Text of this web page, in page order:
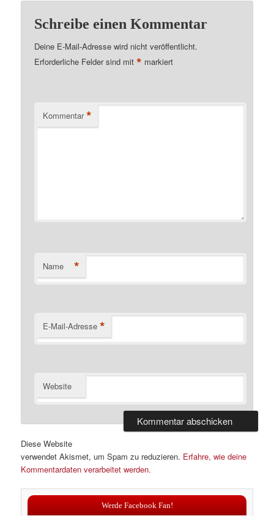
Schreibe einen Kommentar
Deine E-Mail-Adresse wird nicht veröffentlicht.
Erforderliche Felder sind mit* markiert
Kommentar *
Name *
E-Mail-Adresse *
Website
Diese Website
verwendet Akismet, um Spam zu reduzieren. Erfahre, wie deine
Kommentardaten verarbeitet werden.
Werde Facebook Fan!